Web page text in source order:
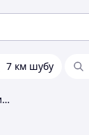
7 км шубу
Послуги з пошиття та ремонту виробів